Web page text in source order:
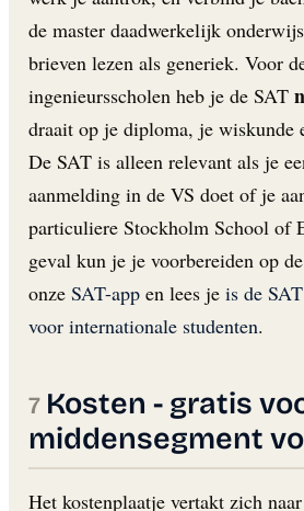
de master daadwerkelijk
brieven lezen als generiek. Voor
ingenieursscholen heb je de SAT
draait op je diploma, je wiskunde
De SAT is alleen relevant als je
aanmelding in de VS doet of je
particuliere Stockholm School of
geval kun je je voorbereiden op
onze SAT-app en lees je is de
voor internationale studenten.
Kosten - gratis
middensegment
Het kostenplaatje vertakt zich